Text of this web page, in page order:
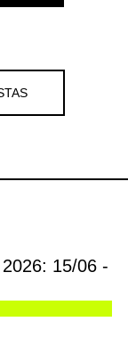
15/06 -